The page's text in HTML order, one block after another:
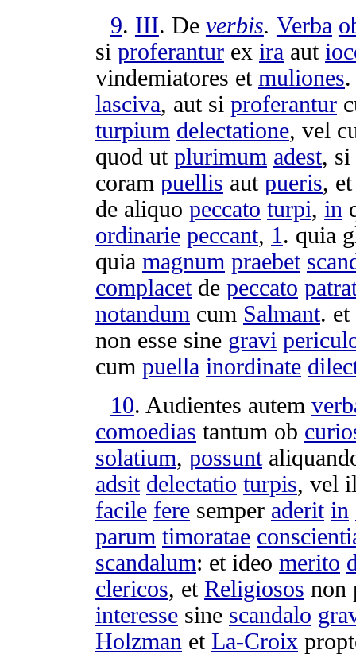
9. III. De verbis. Verba
si proferantur ex ira aut
vindemiatores et muliones
lasciva, aut si proferantur
turpium delectatione, vel
quod ut plurimum adest,
coram puellis aut pueris,
de aliquo peccato turpi, in
ordinarie peccant, 1 . quia
quia magnum praebet
complacetde peccato
notandum cum Salmant. et
non esse sine gravi
cum puella inordinate
10. Audientes autem
comoedias tantum ob
solatium, possunt
adsit delectatio turpis, vel
facile fere semper aderit in
parum timoratae
scandalum: et ideo merito
clericos, et Religiosos non
interesse sine scandalo
Holzman et La-Croix